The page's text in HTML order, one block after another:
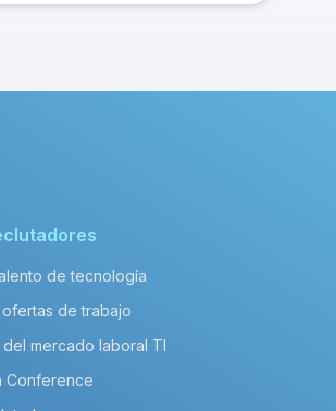
de tecnología
de trabajo
mercado laboral TI
Conference